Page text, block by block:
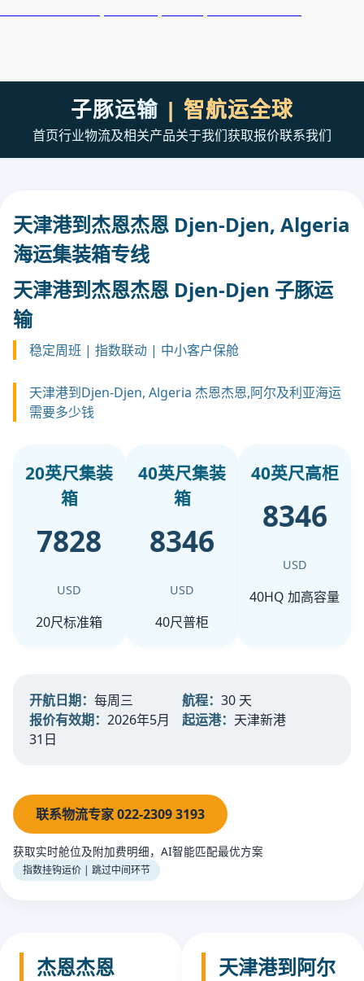
子豚运输 | 智航运全球
首页行业物流及相关产品关于我们获取报价联系我们
天津港到杰恩杰恩 Djen-Djen, Algeria
海运集装箱专线
天津港到杰恩杰恩 Djen-Djen 子豚运
输
稳定周班 | 指数联动 | 中小客户保舱
天津港到Djen-Djen, Algeria 杰恩杰恩,阿尔及利亚海运
需要多少钱
20英尺集装
箱
7828
USD
20尺标准箱
40英尺集装
箱
8346
USD
40尺普柜
40英尺高柜
8346
USD
40HQ 加高容量
开航日期： 每周三 航程： 30 天
报价有效期： 2026年5月
31日
起运港： 天津新港
联系物流专家 022-2309 3193
获取实时舱位及附加费明细，AI智能匹配最优方案
指数挂钩运价 | 跳过中间环节
杰恩杰恩
天津港到阿尔